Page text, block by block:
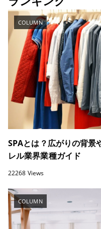
COLUMN
SPAとは？広がりの背景
レル業界業種ガイド
22268 Views
COLUMN